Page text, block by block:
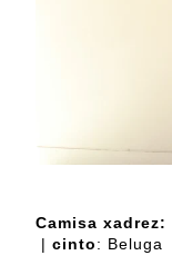
Camisa xadrez:
| cinto: Beluga